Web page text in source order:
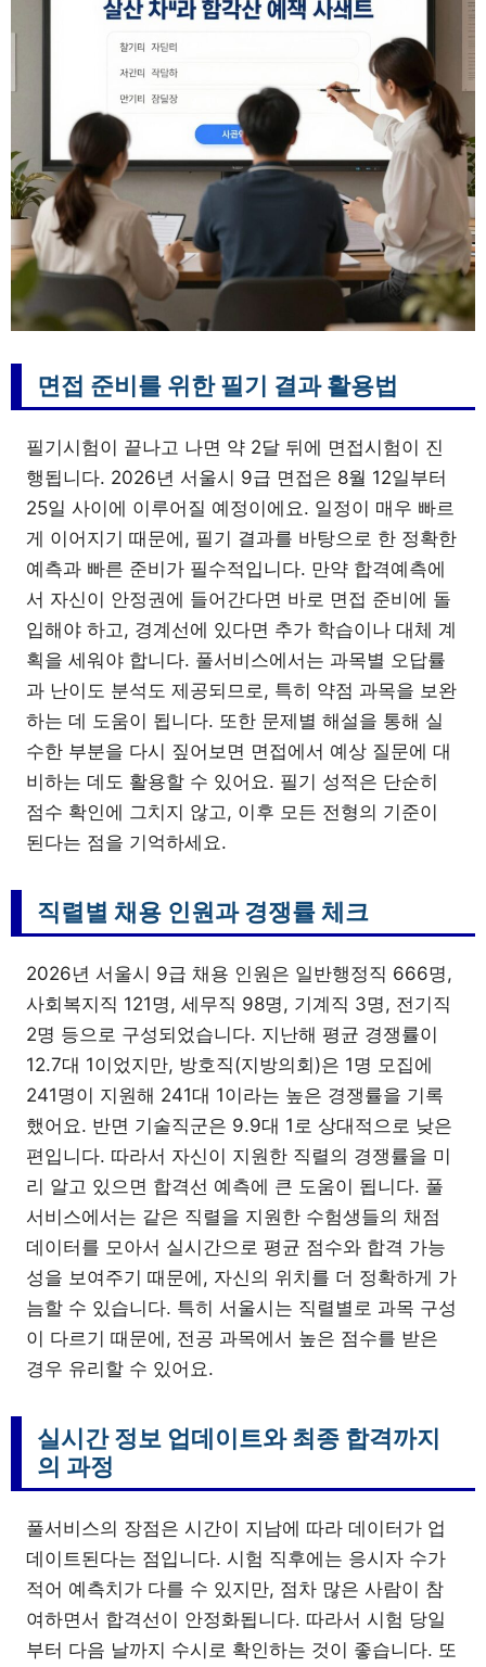
면접 준비를 위한 필기 결과 활용법
필기시험이 끝나고 나면 약 2달 뒤에 면접시험이 진
행됩니다. 2026년 서울시 9급 면접은 8월 12일부터
25일 사이에 이루어질 예정이에요. 일정이 매우 빠르
게 이어지기 때문에, 필기 결과를 바탕으로 한 정확한
예측과 빠른 준비가 필수적입니다. 만약 합격예측에
서 자신이 안정권에 들어간다면 바로 면접 준비에 돌
입해야 하고, 경계선에 있다면 추가 학습이나 대체 계
획을 세워야 합니다. 풀서비스에서는 과목별 오답률
과 난이도 분석도 제공되므로, 특히 약점 과목을 보완
하는 데 도움이 됩니다. 또한 문제별 해설을 통해 실
수한 부분을 다시 짚어보면 면접에서 예상 질문에 대
비하는 데도 활용할 수 있어요. 필기 성적은 단순히
점수 확인에 그치지 않고, 이후 모든 전형의 기준이
된다는 점을 기억하세요.
직렬별 채용 인원과 경쟁률 체크
2026년 서울시 9급 채용 인원은 일반행정직 666명,
사회복지직 121명, 세무직 98명, 기계직 3명, 전기직
2명 등으로 구성되었습니다. 지난해 평균 경쟁률이
12.7대 1이었지만, 방호직(지방의회)은 1명 모집에
241명이 지원해 241대 1이라는 높은 경쟁률을 기록
했어요. 반면 기술직군은 9.9대 1로 상대적으로 낮은
편입니다. 따라서 자신이 지원한 직렬의 경쟁률을 미
리 알고 있으면 합격선 예측에 큰 도움이 됩니다. 풀
서비스에서는 같은 직렬을 지원한 수험생들의 채점
데이터를 모아서 실시간으로 평균 점수와 합격 가능
성을 보여주기 때문에, 자신의 위치를 더 정확하게 가
늠할 수 있습니다. 특히 서울시는 직렬별로 과목 구성
이 다르기 때문에, 전공 과목에서 높은 점수를 받은
경우 유리할 수 있어요.
실시간 정보 업데이트와 최종 합격까지
의 과정
풀서비스의 장점은 시간이 지남에 따라 데이터가 업
데이트된다는 점입니다. 시험 직후에는 응시자 수가
적어 예측치가 다를 수 있지만, 점차 많은 사람이 참
여하면서 합격선이 안정화됩니다. 따라서 시험 당일
부터 다음 날까지 수시로 확인하는 것이 좋습니다. 또